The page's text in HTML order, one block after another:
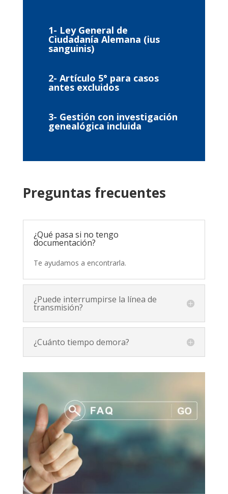
1- Ley General de
Ciudadanía Alemana (ius
sanguinis)
2- Artículo 5° para casos
antes excluidos
3- Gestión con investigación
genealógica incluida
Preguntas frecuentes
¿Qué pasa si no tengo
documentación?
Te ayudamos a encontrarla.
¿Puede interrumpirse la línea de
transmisión?
¿Cuánto tiempo demora?